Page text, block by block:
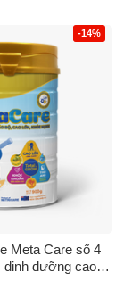
-14%
Meta Care số 4
dinh dưỡng cao
trí não và